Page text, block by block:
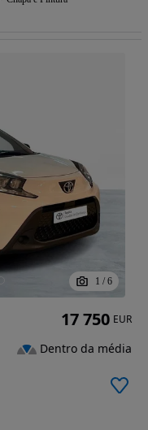
1 / 6
17 750 EUR
Dentro da média